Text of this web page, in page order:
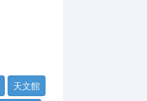
天文館